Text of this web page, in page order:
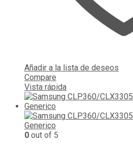
Añadir a la lista de deseos
Compare
Vista rápida
0 out of 5